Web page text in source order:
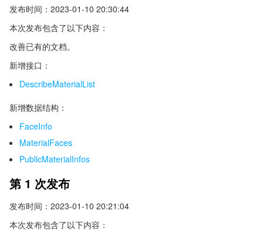
发布时间：2023-01-10 20:30:44
本次发布包含了以下内容：
改善已有的文档。
新增接口：
DescribeMaterialList
新增数据结构：
FaceInfo
MaterialFaces
PublicMaterialInfos
第 1 次发布
发布时间：2023-01-10 20:21:04
本次发布包含了以下内容：